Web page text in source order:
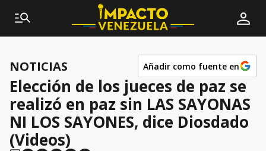
NOTICIAS Añadir como fuente en
Elección de los jueces de paz se
realizó en paz sin LAS SAYONAS
NI LOS SAYONES, dice Diosdado
(Videos)